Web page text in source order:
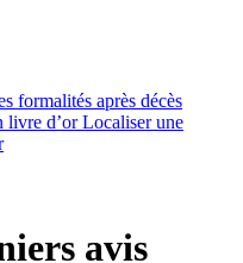
formalités après décès
livre d’orLocaliser une
avis